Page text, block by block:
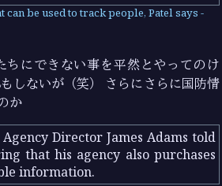
can be used to track people, Patel says -
ちにできない事を平然とやってのけ
しないが（笑） さらにさらに国防情
か
Director James Adams told
that his agency also purchases
information.